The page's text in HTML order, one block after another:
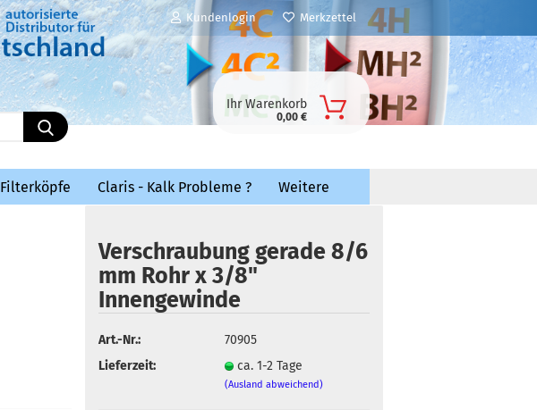
Kundenlogin
E-Mail
Passwort vergessen?
Merkzettel
Suche...
Ihr Warenkorb
0,00 €
Filterköpfe Claris - Kalk Probleme ? Weitere
Verschraubung gerade 8/6
mm Rohr x 3/8"
Innengewinde
Art.-Nr.:
70905
Lieferzeit:
ca. 1-2 Tage
(Ausland abweichend)